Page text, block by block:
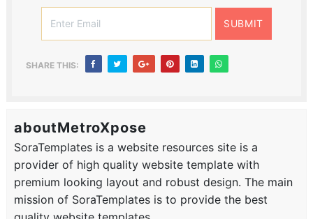
SHARE THIS:
aboutMetroXpose
SoraTemplates is a website resources site is a
provider of high quality website template with
premium looking layout and robust design. The main
mission of SoraTemplates is to provide the best